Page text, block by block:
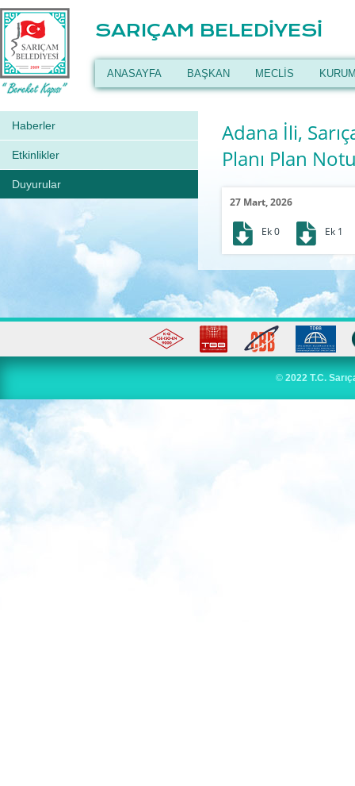
SARIÇAM BELEDİYESİ
ANASAYFA BAŞKAN MECLİS
Haberler
Etkinlikler
Duyurular
Adana İli,
Planı Plan
27 Mart, 2026
Ek 0 Ek 1
©2022 T.C.